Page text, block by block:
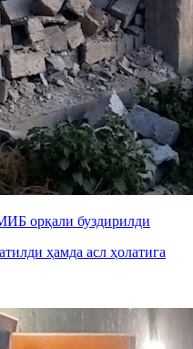
орқали буздирилди
ҳамда асл ҳолатига